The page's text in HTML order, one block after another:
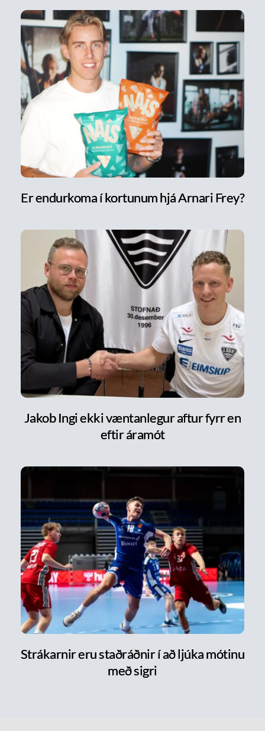
Er endurkoma í kortunum hjá Arnari Frey?
Jakob Ingi ekki væntanlegur aftur fyrr en
eftir áramót
Strákarnir eru staðráðnir í að ljúka mótinu
með sigri